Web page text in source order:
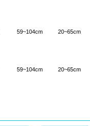
59~104cm 20~65cm
59~104cm 20~65cm